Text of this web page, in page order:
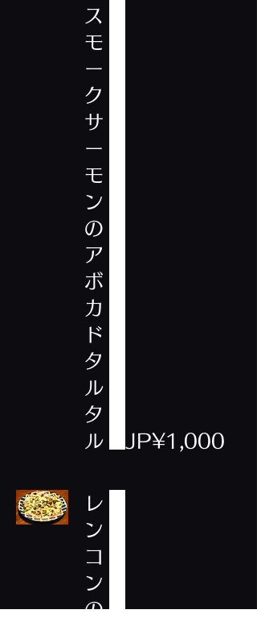
ス
モ
ー
ク
サ
ー
モ
ン
の
ア
ボ
カ
ド
タ
ル
タ
ル
JP¥1,000
レ
ン
コ
ン
の